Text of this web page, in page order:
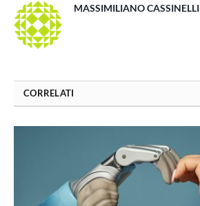
MASSIMILIANO CASSINELLI
CORRELATI